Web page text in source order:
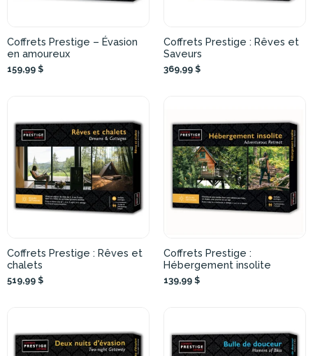
Coffrets Prestige – Évasion
en amoureux
159,99 $
Coffrets Prestige : Rêves et
Saveurs
369,99 $
Coffrets Prestige : Rêves et
chalets
519,99 $
Coffrets Prestige :
Hébergement insolite
139,99 $